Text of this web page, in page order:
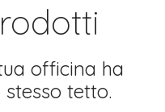
officina ha
tetto.